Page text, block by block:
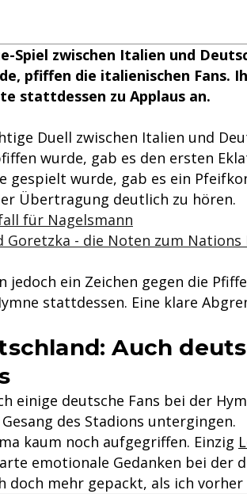
Spiel zwischen Italien und
pfiffen die italienischen Fans.
stattdessen zu Applaus an.
Duell zwischen Italien und
wurde, gab es den ersten
gespielt wurde, gab es ein
Übertragung deutlich zu hören.
für Nagelsmann
Goretzka - die Noten zum Nations
jedoch ein Zeichen gegen die
stattdessen. Eine klare
Auch
einige deutsche Fans bei der
des Stadions untergingen.
kaum noch aufgegriffen. Einzig
emotionale Gedanken bei der
doch mehr gepackt, als ich vorher